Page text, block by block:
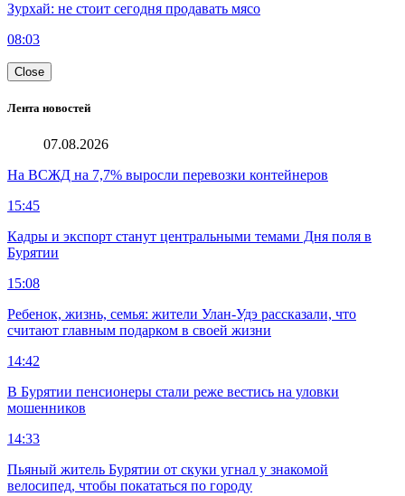
Зурхай: не стоит сегодня продавать мясо
08:03
Close
Лента новостей
07.08.2026
На ВСЖД на 7,7% выросли перевозки контейнеров
15:45
Кадры и экспорт станут центральными темами Дня поля в
Бурятии
15:08
Ребенок, жизнь, семья: жители Улан-Удэ рассказали, что
считают главным подарком в своей жизни
14:42
В Бурятии пенсионеры стали реже вестись на уловки
мошенников
14:33
Пьяный житель Бурятии от скуки угнал у знакомой
велосипед, чтобы покататься по городу